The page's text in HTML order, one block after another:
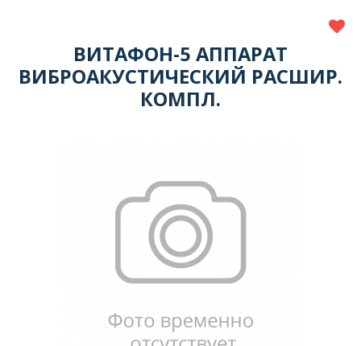
ВИТАФОН-5 АППАРАТ
ВИБРОАКУСТИЧЕСКИЙ РАСШИР.
КОМПЛ.